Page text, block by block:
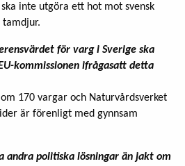
inte utgöra ett hot mot svensk
tamdjur.
för varg i Sverige ska
kommissionen ifrågasatt detta
170 vargar och Naturvårdsverket
är förenligt med gynnsam
andra politiska lösningar än jakt om